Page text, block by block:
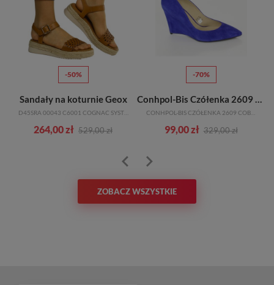
-50%
Sandały na koturnie Geox
D45SRA 00043 C6001 COGNAC SYSTEM RESPIRA SKÓRA NATURALNA
264,00 zł 529,00 zł
-70%
Conhpol-Bis Czółenka 2609 Cobalto 694
CONHPOL-BIS CZÓŁENKA 2609 COBALTO 694
99,00 zł 329,00 zł
ZOBACZ WSZYSTKIE